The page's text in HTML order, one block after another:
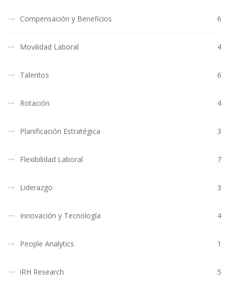
Compensación y Beneficios 6
Movilidad Laboral 4
Talentos 6
Rotación 4
Planificación Estratégica 3
Flexibilidad Laboral 7
Liderazgo 3
Innovación y Tecnología 4
People Analytics 1
iRH Research 5